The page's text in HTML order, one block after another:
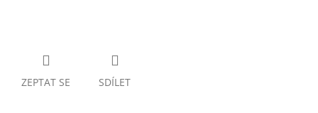
ZEPTAT SE SDÍLET